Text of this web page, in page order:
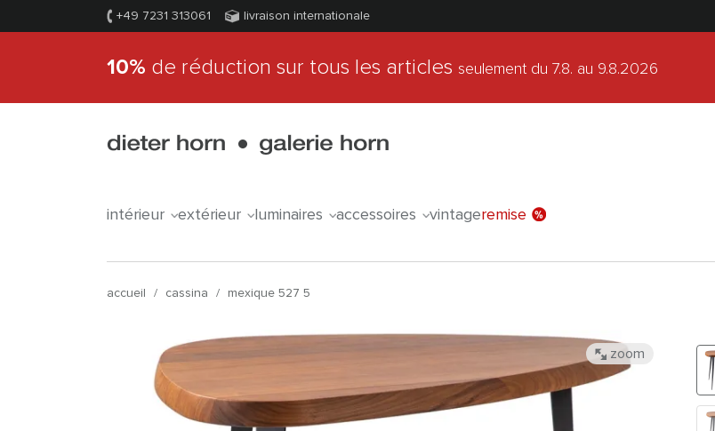
+49 7231 313061 livraison internationale
10% de réduction sur tous les articles seulement du 7.8. au 9.8.2026
intérieur extérieur luminaires accessoires vintageremise
accueil / cassina / mexique 527 5
zoom